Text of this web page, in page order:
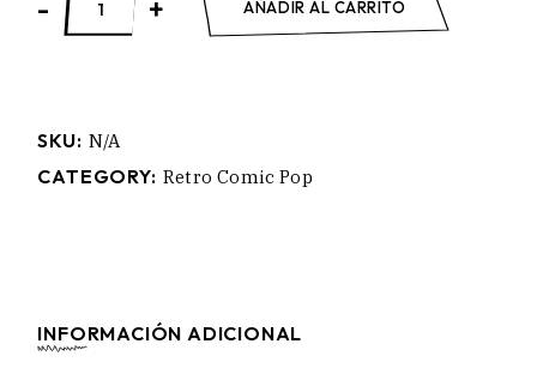
- + AÑADIR AL CARRITO
SKU: N/A
CATEGORY: Retro Comic Pop
INFORMACIÓN ADICIONAL